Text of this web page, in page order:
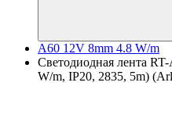
A60 12V 8mm 4.8 W/m
Светодиодная лента
W/m, IP20, 2835, 5m)